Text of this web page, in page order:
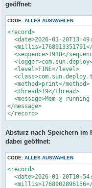
geöffnet:
CODE: ALLES AUSWÄHLEN
<record>
<date>2026-01-
<sequence>1938</
  <level>FINE</level>
  <method>print</method>
  <thread>19</thread>
<message>Mem @
</message>
</record>
Absturz nach Speichern im
dabei geöffnet:
CODE: ALLES AUSWÄHLEN
<record>
<date>2026-01-